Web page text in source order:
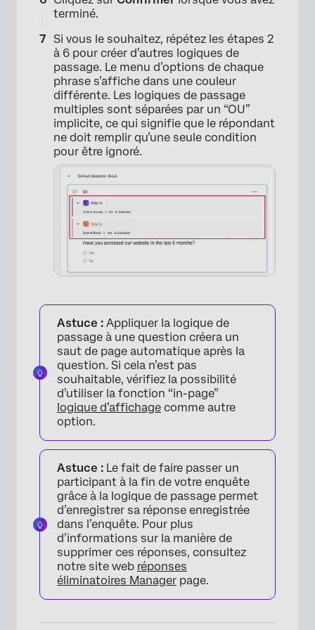
terminé.
Si vous le souhaitez, répétez les étapes 2
à 6 pour créer d’autres logiques de
passage. Le menu d’options de chaque
phrase s’affiche dans une couleur
différente. Les logiques de passage
multiples sont séparées par un “OU”
implicite, ce qui signifie que le répondant
ne doit remplir qu’une seule condition
pour être ignoré.
Astuce : Appliquer la logique de
passage à une question créera un
saut de page automatique après la
question. Si cela n’est pas
souhaitable, vérifiez la possibilité
d’utiliser la fonction “in-page”
logique d’affichage comme autre
option.
Astuce : Le fait de faire passer un
participant à la fin de votre enquête
grâce à la logique de passage permet
d’enregistrer sa réponse enregistrée
dans l’enquête. Pour plus
d’informations sur la manière de
supprimer ces réponses, consultez
notre site web réponses
éliminatoires Manager page.